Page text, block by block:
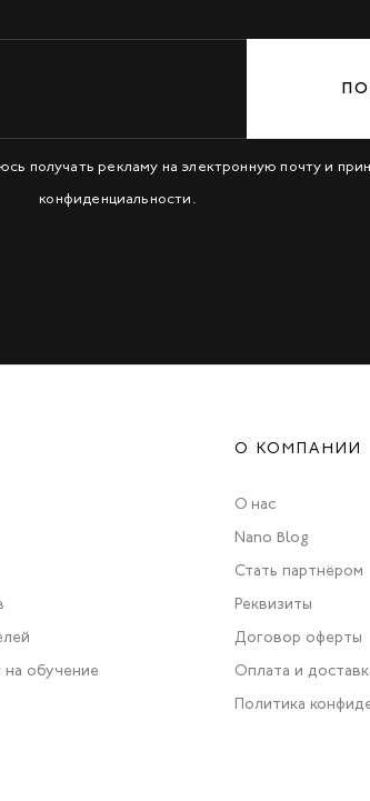
получать рекламу на электронную почту и
конфиденциальности.
обучение
О КОМПАНИИ
О нас
Nano Blog
Стать партнёром
Реквизиты
Договор оферты
Оплата и
Политика